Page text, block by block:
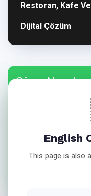
Restoran, Kafe
Dijital Çözüm
Size Nasıl
Yardımcı
çözümler için teklif
English
This page is also